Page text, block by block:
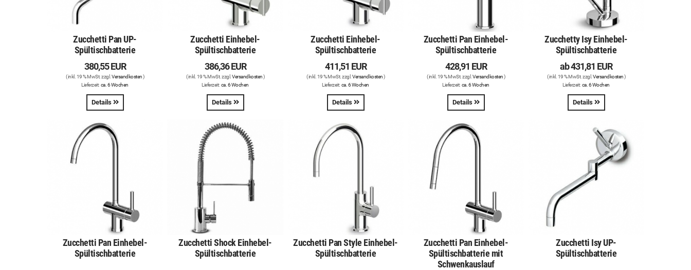
Zucchetti Pan UP-
Spültischbatterie
380,55 EUR
( inkl. 19 % MwSt. zzgl. Versandkosten)
Lieferzeit: ca. 6 Wochen
Details
Zucchetti Einhebel-
Spültischbatterie
386,36 EUR
( inkl. 19 % MwSt. zzgl. Versandkosten)
Lieferzeit: ca. 6 Wochen
Details
Zucchetti Einhebel-
Spültischbatterie
411,51 EUR
( inkl. 19 % MwSt. zzgl. Versandkosten)
Lieferzeit: ca. 6 Wochen
Details
Zucchetti Pan Einhebel-
Spültischbatterie
428,91 EUR
( inkl. 19 % MwSt. zzgl. Versandkosten)
Lieferzeit: ca. 6 Wochen
Details
Zucchetty Isy Einhebel-
Spültischbatterie
ab431,81 EUR
( inkl. 19 % MwSt. zzgl. Versandkosten)
Lieferzeit: ca. 6 Wochen
Details
Zucchetti Pan Einhebel-
Spültischbatterie
Zucchetti Shock Einhebel-
Spültischbatterie
Zucchetti Pan Style Einhebel-
Spültischbatterie
Zucchetti Pan Einhebel-
Spültischbatterie mit
Schwenkauslauf
Zucchetti Isy UP-
Spültischbatterie